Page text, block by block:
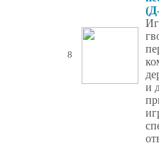
8
и